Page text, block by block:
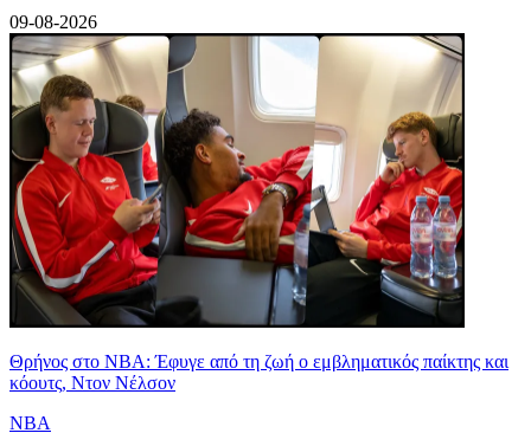
09-08-2026
Θρήνος στο NBA: Έφυγε από τη ζωή ο εμβληματικός παίκτης και
κόουτς, Ντον Νέλσον
NBA